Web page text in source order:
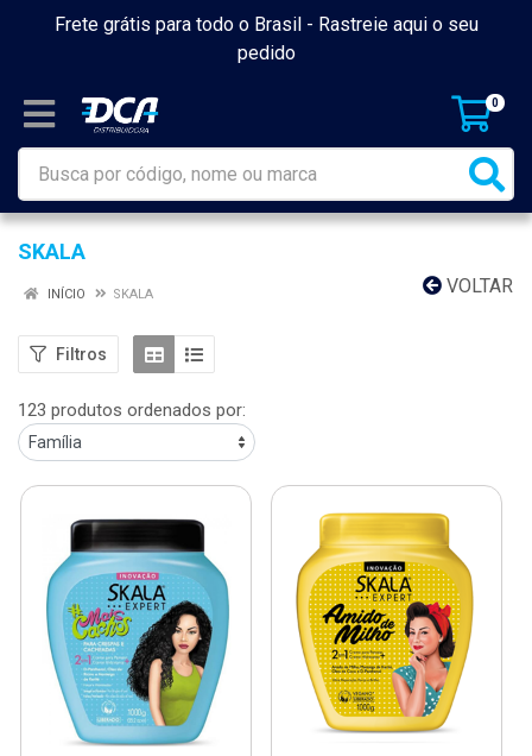
Frete grátis para todo o Brasil - Rastreie aqui o seu
pedido
0
SKALA
VOLTAR
INÍCIO SKALA
Filtros
123 produtos ordenados por: